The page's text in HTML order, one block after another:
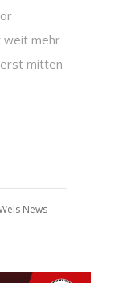
weit mehr
erst mitten
News